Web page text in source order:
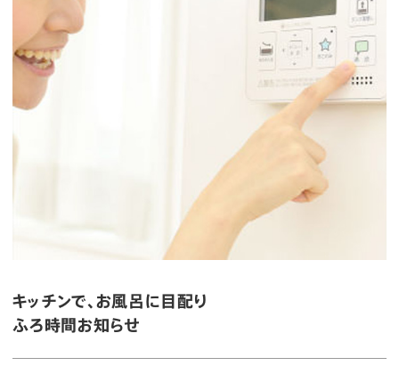
キッチンで、お風呂に目配り
ふろ時間お知らせ